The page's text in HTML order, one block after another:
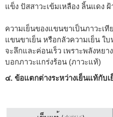
แข็ง ปัสสาวะเข้มเหลือง ลิ้นแดง
ความเย็นของแขนขาเป็นภาวะเที
แขนขาเย็น หรือกลัวความเย็น ใ
จะลึกและค่อนเร็ว เพราะพลังหย
บอกภาวะแกร่งร้อน (ภาวะแท้)
๔. ข้อแตกต่างระหว่างเย็นแท้กับเ